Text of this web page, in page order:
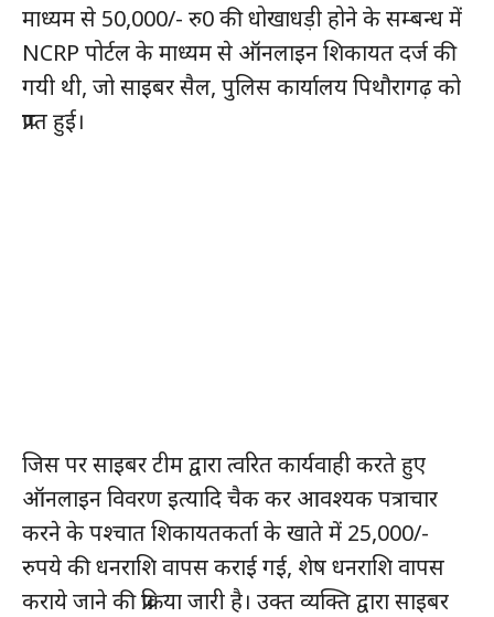
माध्यम से 50,000/- रु0 की धोखाधड़ी होने के सम्बन्ध में
NCRP पोर्टल के माध्यम से ऑनलाइन शिकायत दर्ज की
गयी थी, जो साइबर सैल, पुलिस कार्यालय पिथौरागढ़ को
प्राप्त हुई।
जिस पर साइबर टीम द्वारा त्वरित कार्यवाही करते हुए
ऑनलाइन विवरण इत्यादि चैक कर आवश्यक पत्राचार
करने के पश्चात शिकायतकर्ता के खाते में 25,000/-
रुपये की धनराशि वापस कराई गई, शेष धनराशि वापस
कराये जाने की प्रक्रिया जारी है। उक्त व्यक्ति द्वारा साइबर